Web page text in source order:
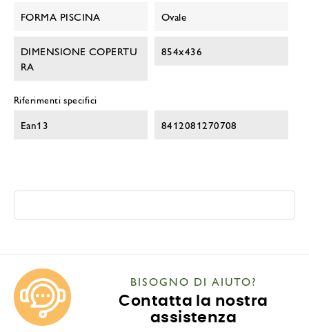
FORMA PISCINA Ovale
DIMENSIONE COPERTU
RA
854x436
Riferimenti specifici
Ean13 8412081270708
BISOGNO DI AIUTO?
Contatta la nostra
assistenza